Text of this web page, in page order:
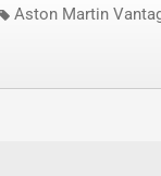
Aston Martin